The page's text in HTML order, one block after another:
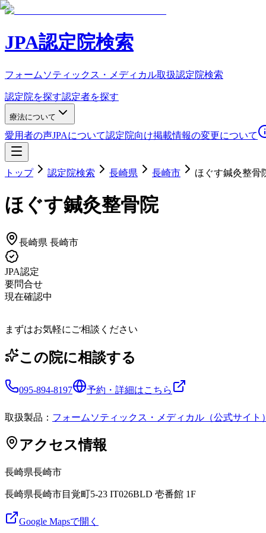
JPA認定院検索
フォームソティックス・メディカル取扱認定院検索
認定院を探す認定者を探す
療法について
愛用者の声JPAについて認定院向け掲載情報の変更について
トップ 認定院検索 長崎県 長崎市 ほぐす鍼灸整骨
ほぐす鍼灸整骨院
長崎県 長崎市
JPA認定
要問合せ
現在確認中
まずはお気軽にご相談ください
この院に相談する
095-894-8197 予約・詳細はこちら
取扱製品： フォームソティックス・メディカル（公式サイト
アクセス情報
長崎県長崎市
長崎県長崎市目覚町5-23 IT026BLD 壱番館 1F
Google Mapsで開く